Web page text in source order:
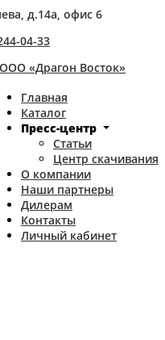
д.14а, офис 6
04-33
Главная
Каталог
Пресс-центр
Статьи
Центр скачивания
О компании
Наши партнеры
Дилерам
Контакты
Личный кабинет